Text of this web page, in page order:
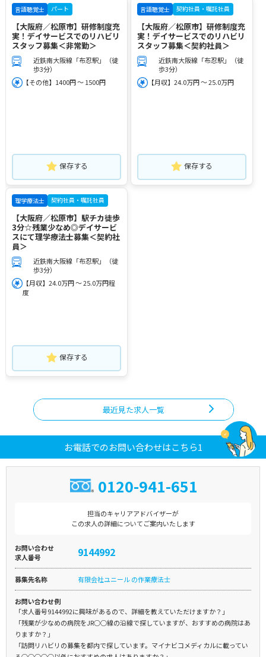
言語聴覚士 パート
【大阪府／松原市】研修制度充
実！デイサービスでのリハビリ
スタッフ募集＜非常勤＞
近鉄南大阪線「布忍駅」（徒
歩3分）
【その他】1400円 ～ 1500円
保存する
言語聴覚士 契約社員・嘱託社員
【大阪府／松原市】研修制度充
実！デイサービスでのリハビリ
スタッフ募集＜契約社員＞
近鉄南大阪線「布忍駅」（徒
歩3分）
【月収】24.0万円 ～ 25.0万円
保存する
理学療法士 契約社員・嘱託社員
【大阪府／松原市】駅チカ徒歩
3分☆残業少なめ◎デイサービ
スにて理学療法士募集＜契約社
員＞
近鉄南大阪線「布忍駅」（徒
歩3分）
【月収】24.0万円 ～ 25.0万円程
度
保存する
最近見た求人一覧
お電話でのお問い合わせはこちら1
0120-941-651
担当のキャリアアドバイザーが
この求人の詳細についてご案内いたします
お問い合わせ
求人番号
9144992
募集先名称 有限会社ユニール の作業療法士
お問い合わせ例
「求人番号9144992に興味があるので、詳細を教えていただけますか？」
「残業が少なめの病院をJR○○線の沿線で探していますが、おすすめの病院はあ
りますか？」
「訪問リハビリの募集を都内で探しています。マイナビコメディカルに載ってい